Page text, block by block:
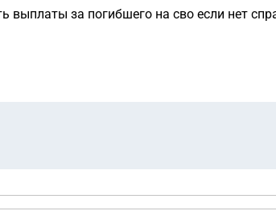
за погибшего на сво если нет